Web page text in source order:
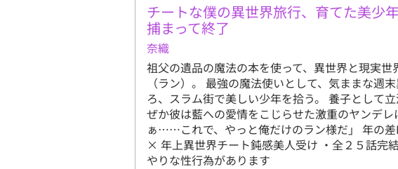
チートな僕の異世界旅行、育てた美少
捕まって終了
奈織
祖父の遺品の魔法の本を使って、異世界と現実
（ラン）。 最強の魔法使いとして、気ままな週
ろ、スラム街で美しい少年を拾う。 養子として
ぜか彼は藍への愛情をこじらせた激重のヤンデ
ぁ……これで、やっと俺だけのラン様だ」 年の
× 年上異世界チート鈍感美人受け ・全２５話完
やりな性行為があります